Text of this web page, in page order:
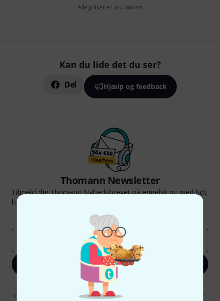
Alle priser er inkl. moms
Kan du lide det du ser?
Del Hjælp og feedback
Thomann Newsletter
Tilmeld dig Thomann Nyhedsbrevet på engelsk og med lidt
held kan du vinde en af
Inspirerende bidrag
Tilbud
Tilmeld dig nu
Når jeg klikker på "Tilmeld dig nu", erklærer jeg mig samtidig
indforstået med at modtage e-mail-reklame. Dette tilsagn kan når som